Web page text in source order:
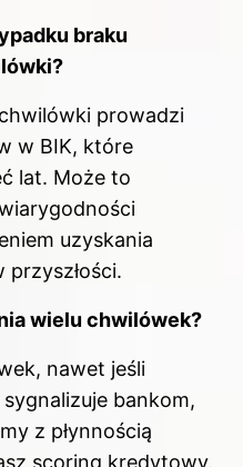
braku
prowadzi
w BIK, które
lat. Może to
uzyskania
wielu chwilówek?
nawet jeśli
bankom,
z płynnością
scoring kredytowy.